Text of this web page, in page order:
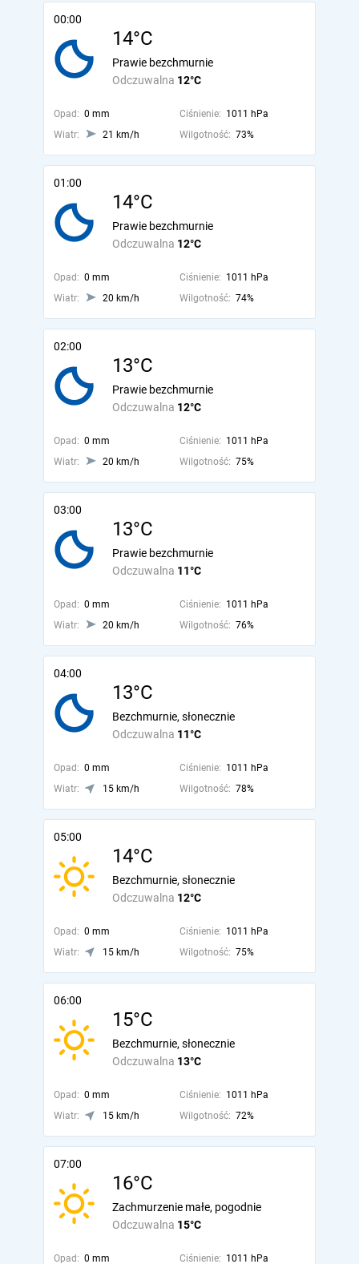
00:00
14°C
Odczuwalna 12°C
Prawie bezchmurnie
Opad: 0 mm Ciśnienie: 1011 hPa
Wiatr:
21 km/h Wilgotność: 73%
01:00
14°C
Odczuwalna 12°C
Prawie bezchmurnie
Opad: 0 mm Ciśnienie: 1011 hPa
Wiatr:
20 km/h Wilgotność: 74%
02:00
13°C
Odczuwalna 12°C
Prawie bezchmurnie
Opad: 0 mm Ciśnienie: 1011 hPa
Wiatr:
20 km/h Wilgotność: 75%
03:00
13°C
Odczuwalna 11°C
Prawie bezchmurnie
Opad: 0 mm Ciśnienie: 1011 hPa
Wiatr:
20 km/h Wilgotność: 76%
04:00
13°C
Odczuwalna 11°C
Bezchmurnie, słonecznie
Opad: 0 mm Ciśnienie: 1011 hPa
Wiatr:
15 km/h Wilgotność: 78%
05:00
14°C
Odczuwalna 12°C
Bezchmurnie, słonecznie
Opad: 0 mm Ciśnienie: 1011 hPa
Wiatr:
15 km/h Wilgotność: 75%
06:00
15°C
Odczuwalna 13°C
Bezchmurnie, słonecznie
Opad: 0 mm Ciśnienie: 1011 hPa
Wiatr:
15 km/h Wilgotność: 72%
07:00
16°C
Odczuwalna 15°C
Zachmurzenie małe, pogodnie
Opad: 0 mm Ciśnienie: 1011 hPa